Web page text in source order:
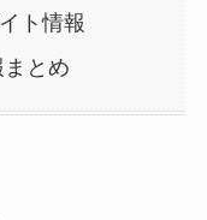
ト情報
とめ